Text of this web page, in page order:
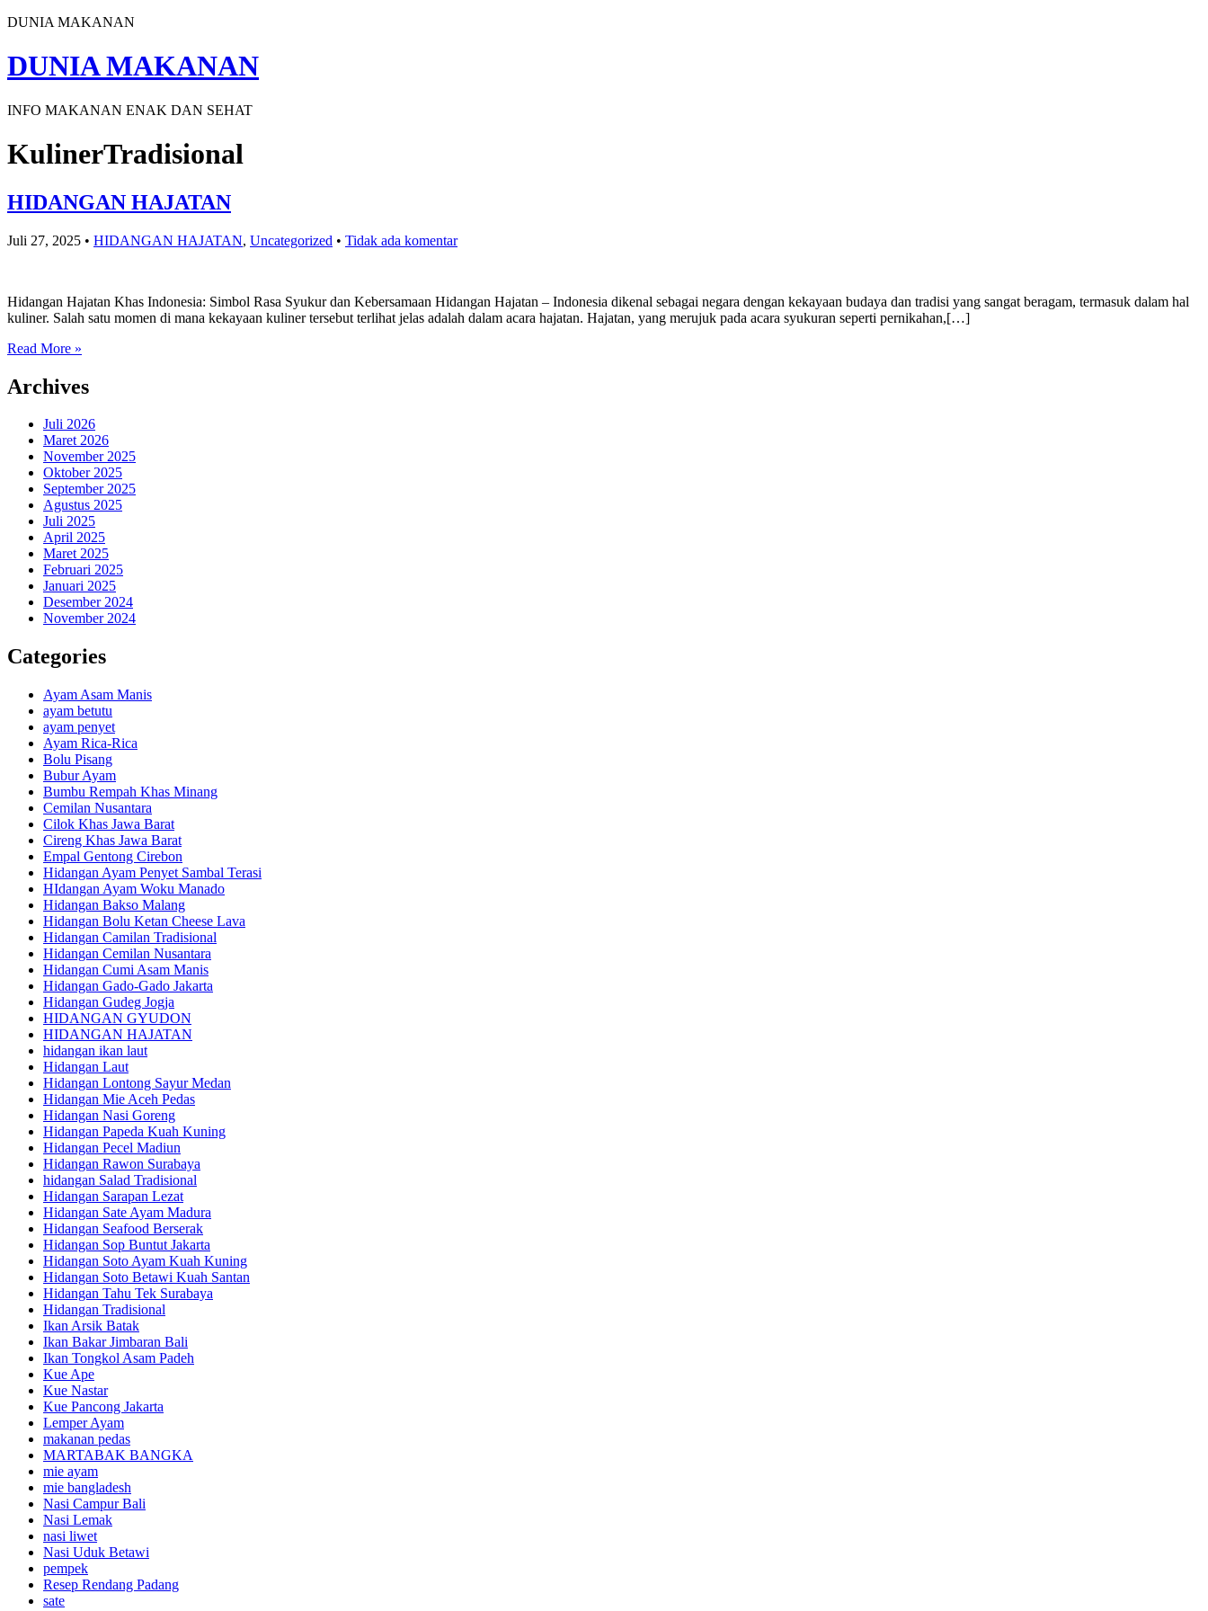
DUNIA MAKANAN
DUNIA MAKANAN
INFO MAKANAN ENAK DAN SEHAT
KulinerTradisional
HIDANGAN HAJATAN
Juli 27, 2025 • HIDANGAN HAJATAN, Uncategorized • Tidak ada komentar
Hidangan Hajatan Khas Indonesia: Simbol Rasa Syukur dan Kebersamaan Hidangan Hajatan – Indonesia dikenal sebagai negara dengan kekayaan budaya dan tradisi yang sangat beragam, termasuk dalam hal
kuliner. Salah satu momen di mana kekayaan kuliner tersebut terlihat jelas adalah dalam acara hajatan. Hajatan, yang merujuk pada acara syukuran seperti pernikahan,[…]
Read More »
Archives
Juli 2026
Maret 2026
November 2025
Oktober 2025
September 2025
Agustus 2025
Juli 2025
April 2025
Maret 2025
Februari 2025
Januari 2025
Desember 2024
November 2024
Categories
Ayam Asam Manis
ayam betutu
ayam penyet
Ayam Rica-Rica
Bolu Pisang
Bubur Ayam
Bumbu Rempah Khas Minang
Cemilan Nusantara
Cilok Khas Jawa Barat
Cireng Khas Jawa Barat
Empal Gentong Cirebon
Hidangan Ayam Penyet Sambal Terasi
HIdangan Ayam Woku Manado
Hidangan Bakso Malang
Hidangan Bolu Ketan Cheese Lava
Hidangan Camilan Tradisional
Hidangan Cemilan Nusantara
Hidangan Cumi Asam Manis
Hidangan Gado-Gado Jakarta
Hidangan Gudeg Jogja
HIDANGAN GYUDON
HIDANGAN HAJATAN
hidangan ikan laut
Hidangan Laut
Hidangan Lontong Sayur Medan
Hidangan Mie Aceh Pedas
Hidangan Nasi Goreng
Hidangan Papeda Kuah Kuning
Hidangan Pecel Madiun
Hidangan Rawon Surabaya
hidangan Salad Tradisional
Hidangan Sarapan Lezat
Hidangan Sate Ayam Madura
Hidangan Seafood Berserak
Hidangan Sop Buntut Jakarta
Hidangan Soto Ayam Kuah Kuning
Hidangan Soto Betawi Kuah Santan
Hidangan Tahu Tek Surabaya
Hidangan Tradisional
Ikan Arsik Batak
Ikan Bakar Jimbaran Bali
Ikan Tongkol Asam Padeh
Kue Ape
Kue Nastar
Kue Pancong Jakarta
Lemper Ayam
makanan pedas
MARTABAK BANGKA
mie ayam
mie bangladesh
Nasi Campur Bali
Nasi Lemak
nasi liwet
Nasi Uduk Betawi
pempek
Resep Rendang Padang
sate